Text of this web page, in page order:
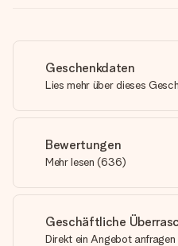
Geschenkdaten
Lies mehr über dieses
Bewertungen
Mehr lesen (636)
Geschäftliche
Direkt ein Angebot anfragen